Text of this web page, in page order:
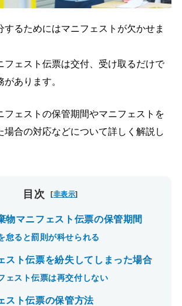
よくあるご質問
お問い合わせ
ご導入がお済みの方
ログイン
するためにはマニフェストが欠かせま
フェスト伝票は交付、受け取るだけで
あります。
フェストの保管期間やマニフェストを
場合の対応などについて詳しく解説し
目次 [非表示]
物マニフェスト伝票の保管期間
怠ると罰則が科せられる
スト伝票を紛失してしまった場合
ェスト伝票は再交付しない
スト伝票の保管方法